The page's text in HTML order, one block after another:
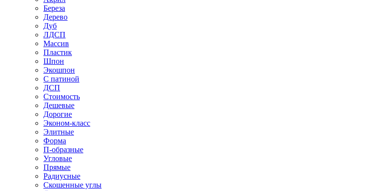
Береза
Дерево
Дуб
ЛДСП
Массив
Пластик
Шпон
Экошпон
С патиной
ДСП
Стоимость
Дешевые
Дорогие
Эконом-класс
Элитные
Форма
П-образные
Угловые
Прямые
Радиусные
Скошенные углы